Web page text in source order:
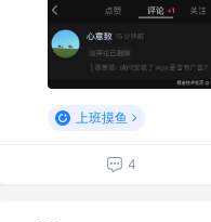
上班摸鱼
4